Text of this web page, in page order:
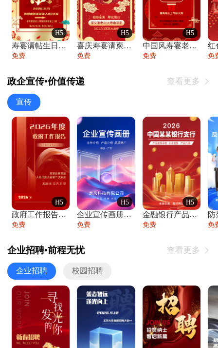
H5
寿宴请帖生日宴邀请函老人寿星生日快乐祝寿
免费
H5
喜庆寿宴请柬老人生日宴会邀请函请柬过大寿
免费
H5
中国风寿宴老人生日宴会邀请函寿宴请帖请柬
免费 免
政企宣传•价值传递 查看更多 
宣传
H5
政府工作报告政府年终工作总结
免费
H5
企业宣传画册公司简介产品介绍业务宣传手册
免费
H5
金融银行产品宣传手册企业宣传产品介绍
免费
防
免
企业招聘•前程无忧 查看更多 
企业招聘 校园招聘